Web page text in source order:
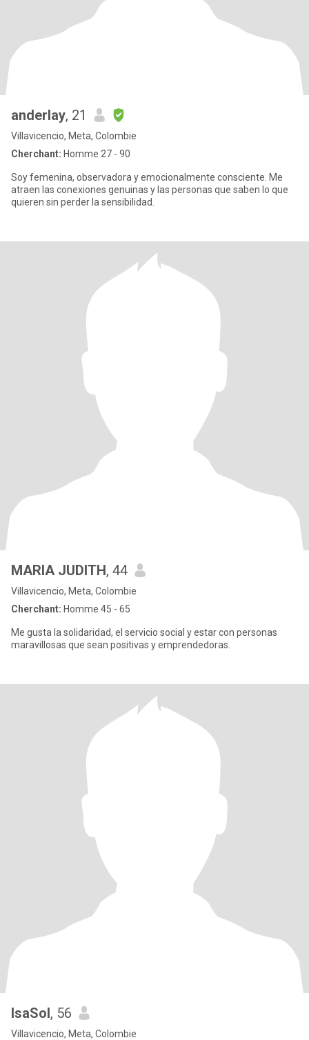
anderlay, 21
Villavicencio, Meta, Colombie
Cherchant: Homme 27 - 90
Soy femenina, observadora y emocionalmente consciente. Me
atraen las conexiones genuinas y las personas que saben lo que
quieren sin perder la sensibilidad.
MARIA JUDITH, 44
Villavicencio, Meta, Colombie
Cherchant: Homme 45 - 65
Me gusta la solidaridad, el servicio social y estar con personas
maravillosas que sean positivas y emprendedoras.
IsaSol, 56
Villavicencio, Meta, Colombie